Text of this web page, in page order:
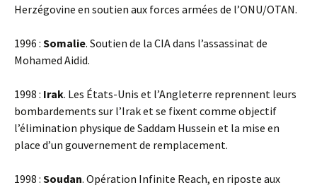
Herzégovine en soutien aux forces armées de l’ONU/OTAN.
1996 : Somalie. Soutien de la CIA dans l’assassinat de
Mohamed Aidid.
1998 : Irak. Les États-Unis et l’Angleterre reprennent leurs
bombardements sur l’Irak et se fixent comme objectif
l’élimination physique de Saddam Hussein et la mise en
place d’un gouvernement de remplacement.
1998 : Soudan. Opération Infinite Reach, en riposte aux